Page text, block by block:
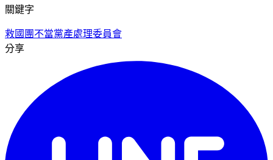
關鍵字
救國團 不當黨產處理委員會
分享